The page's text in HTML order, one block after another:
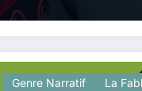
Genre Narratif La